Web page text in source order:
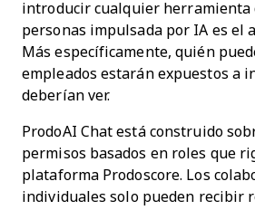
introducir cualquier herramienta
personas impulsada por IA es el
Más específicamente, quién
empleados estarán expuestos a
deberían ver.
ProdoAI Chat está construido
permisos basados en roles que
plataforma Prodoscore. Los
individuales solo pueden recibir